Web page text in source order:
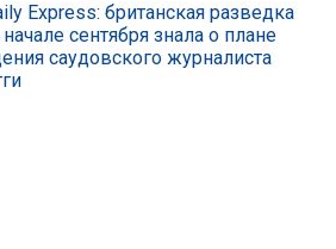
Express: британская разведка
сентября знала о плане
саудовского журналиста